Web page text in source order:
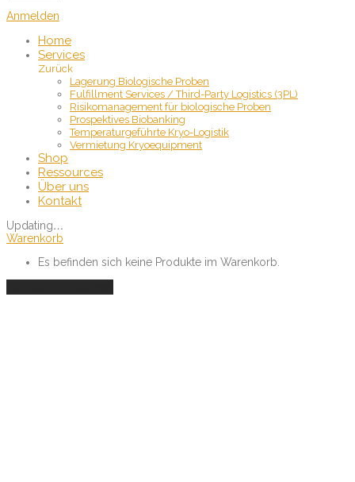
Anmelden
Home
Services
Zurück
Lagerung Biologische Proben
Fulfillment Services / Third-Party Logistics (3PL)
Risikomanagement für biologische Proben
Prospektives Biobanking
Temperaturgeführte Kryo-Logistik
Vermietung Kryoequipment
Shop
Ressources
Über uns
Kontakt
Updating…
Warenkorb
Es befinden sich keine Produkte im Warenkorb.